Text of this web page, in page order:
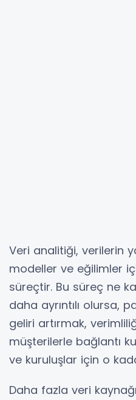
Veri analitiği, verilerin
modeller ve eğilimler
süreçtir. Bu süreç ne
daha ayrıntılı olursa,
geliri artırmak,
müşterilerle bağlantı
ve kuruluşlar için o
Daha fazla veri